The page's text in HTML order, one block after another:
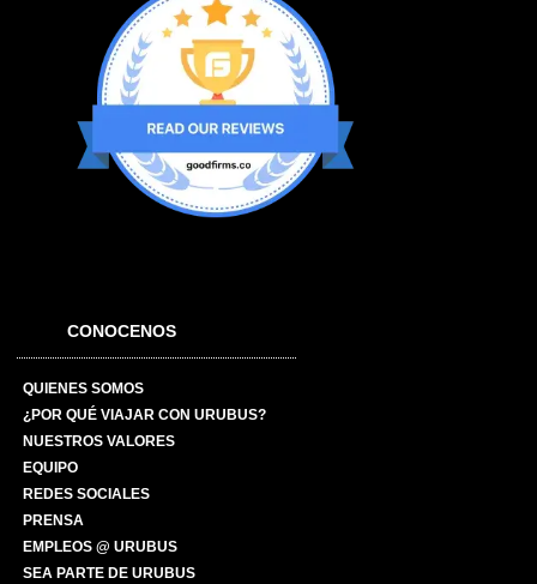
CONOCENOS
QUIENES SOMOS
¿POR QUÉ VIAJAR CON URUBUS?
NUESTROS VALORES
EQUIPO
REDES SOCIALES
PRENSA
EMPLEOS @ URUBUS
SEA PARTE DE URUBUS